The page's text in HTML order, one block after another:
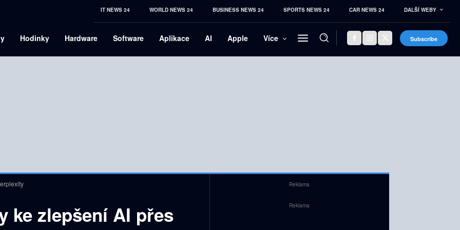
IT NEWS 24 WORLD NEWS 24 BUSINESS NEWS 24 SPORTS NEWS 24 CAR NEWS 24 DALŠÍ WEBY
Hodinky Hardware Software Aplikace AI Apple Více Subscribe
ke zlepšení AI přes
Reklama
Reklama